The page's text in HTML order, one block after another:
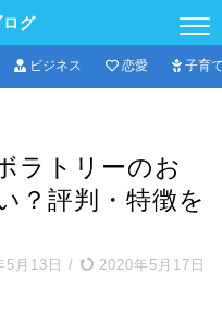
グ
ビジネス 恋愛 子育
ラトリーのお
？評判・特徴を
5月13日 / 2020年5月17日